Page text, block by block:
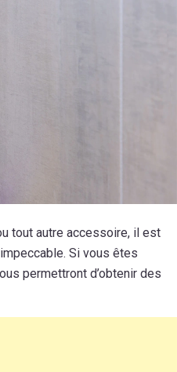
tout autre accessoire, il est
Si vous êtes
permettront d’obtenir des